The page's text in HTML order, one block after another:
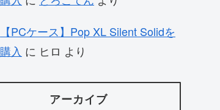
【PCケース】Pop XL Silent Solidを
購入 に ヒロ より
アーカイブ